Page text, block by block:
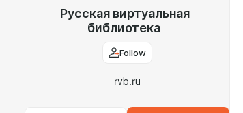
Русская виртуальная
библиотека
Follow
rvb.ru